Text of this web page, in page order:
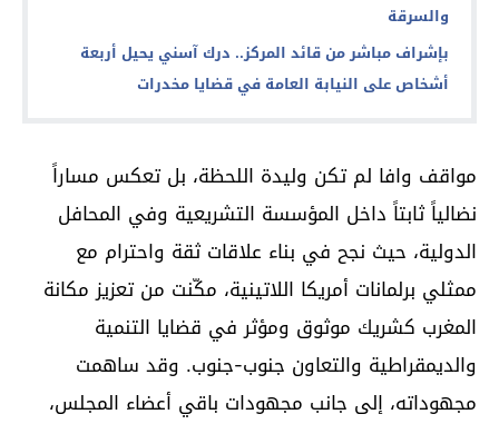
والسرقة
بإشراف مباشر من قائد المركز.. درك آسني يحيل أربعة
أشخاص على النيابة العامة في قضايا مخدرات
مواقف وافا لم تكن وليدة اللحظة، بل تعكس مساراً
نضالياً ثابتاً داخل المؤسسة التشريعية وفي المحافل
الدولية، حيث نجح في بناء علاقات ثقة واحترام مع
ممثلي برلمانات أمريكا اللاتينية، مكّنت من تعزيز مكانة
المغرب كشريك موثوق ومؤثر في قضايا التنمية
والديمقراطية والتعاون جنوب-جنوب. وقد ساهمت
مجهوداته، إلى جانب مجهودات باقي أعضاء المجلس،